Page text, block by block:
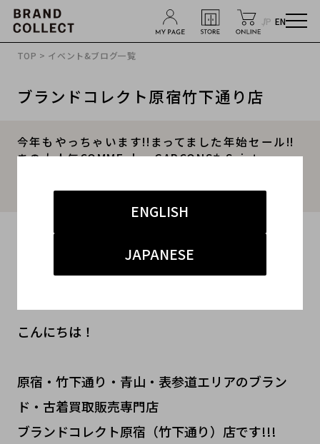
JP EN
ENGLISH
JAPANESE
TOP > イベント&ブログ一覧
ブランドコレクト原宿竹下通り店
今年もやっちゃいます!!まってました年始セール!!
あの大人気COMME des GARCONSもSaint
【BC原宿 竹下通り店】 2016.12.30
2016.12.30
#ギャルソン #セール
こんにちは！
原宿・竹下通り・青山・表参道エリアのブラン
ド・古着買取販売専門店
ブランドコレクト原宿（竹下通り）店です!!!